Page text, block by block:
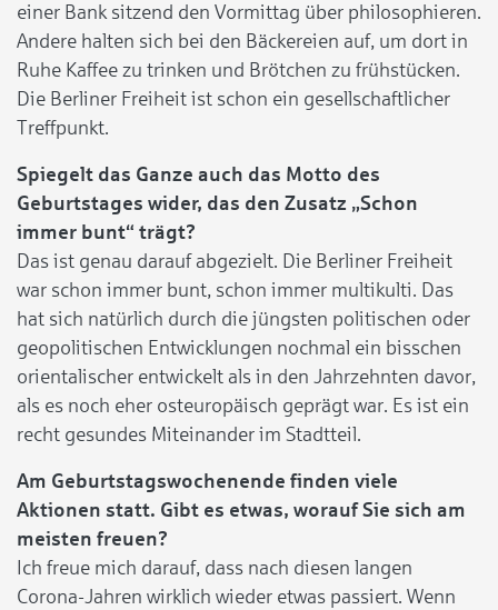
einer Bank sitzend den Vormittag über philosophieren.
Andere halten sich bei den Bäckereien auf, um dort in
Ruhe Kaffee zu trinken und Brötchen zu frühstücken.
Die Berliner Freiheit ist schon ein gesellschaftlicher
Treffpunkt.
Spiegelt das Ganze auch das Motto des
Geburtstages wider, das den Zusatz „Schon
immer bunt“ trägt?
Das ist genau darauf abgezielt. Die Berliner Freiheit
war schon immer bunt, schon immer multikulti. Das
hat sich natürlich durch die jüngsten politischen oder
geopolitischen Entwicklungen nochmal ein bisschen
orientalischer entwickelt als in den Jahrzehnten davor,
als es noch eher osteuropäisch geprägt war. Es ist ein
recht gesundes Miteinander im Stadtteil.
Am Geburtstagswochenende finden viele
Aktionen statt. Gibt es etwas, worauf Sie sich am
meisten freuen?
Ich freue mich darauf, dass nach diesen langen
Corona-Jahren wirklich wieder etwas passiert. Wenn